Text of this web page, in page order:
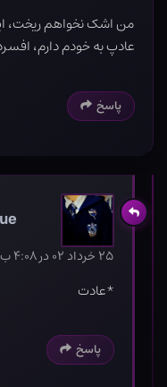
من اشک نخواهم ریخت،
عادپ به خودم دارم،
پاسخ
۲۵ خرداد ۰۲ در ۴:۰۸ ب٫ظ
*عادت
پاسخ